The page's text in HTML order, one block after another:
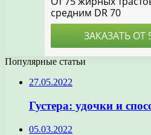
Популярные статьи
27.05.2022
Густера: удочки и
05.03.2022